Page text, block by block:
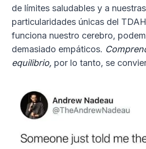
de límites saludables y a nuestras
particularidades únicas del
funciona nuestro cerebro,
demasiado empáticos.
equilibrio, por lo tanto, se